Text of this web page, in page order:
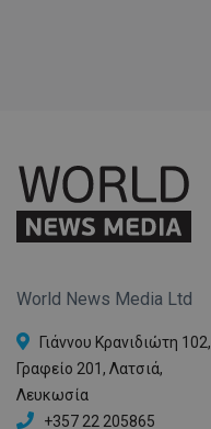
World News Media Ltd
Γιάννου Κρανιδιώτη 102,
Γραφείο 201, Λατσιά,
Λευκωσία
+357 22 205865